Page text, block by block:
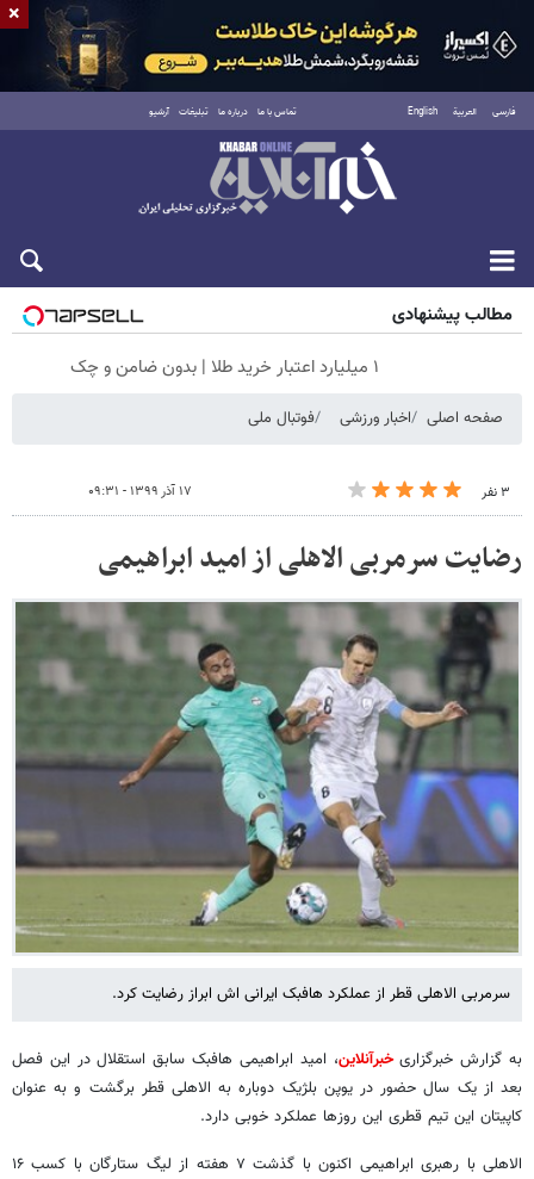
فارسی العربية English تماس با ما درباره ما تبلیغات آرشیو
جمعه ۱۶ مرداد ۱۴۰۵
مطالب پیشنهادی
۱ میلیارد اعتبار خرید طلا | بدون ضامن و چک
صفحه اصلی اخبار ورزشی فوتبال ملی
۳ نفر ۱۷ آذر ۱۳۹۹ - ۰۹:۳۱
رضایت سرمربی الاهلی از امید ابراهیمی
سرمربی الاهلی قطر از عملکرد هافبک ایرانی اش ابراز رضایت کرد.
به گزارش خبرگزاریخبرآنلاین، امید ابراهیمی هافبک سابق استقلال در این فصل
بعد از یک سال حضور در یوپن بلژیک دوباره به الاهلی قطر برگشت و به عنوان
کاپیتان این تیم قطری این روزها عملکرد خوبی دارد.
الاهلی با رهبری ابراهیمی اکنون با گذشت ۷ هفته از لیگ ستارگان با کسب ۱۶
×